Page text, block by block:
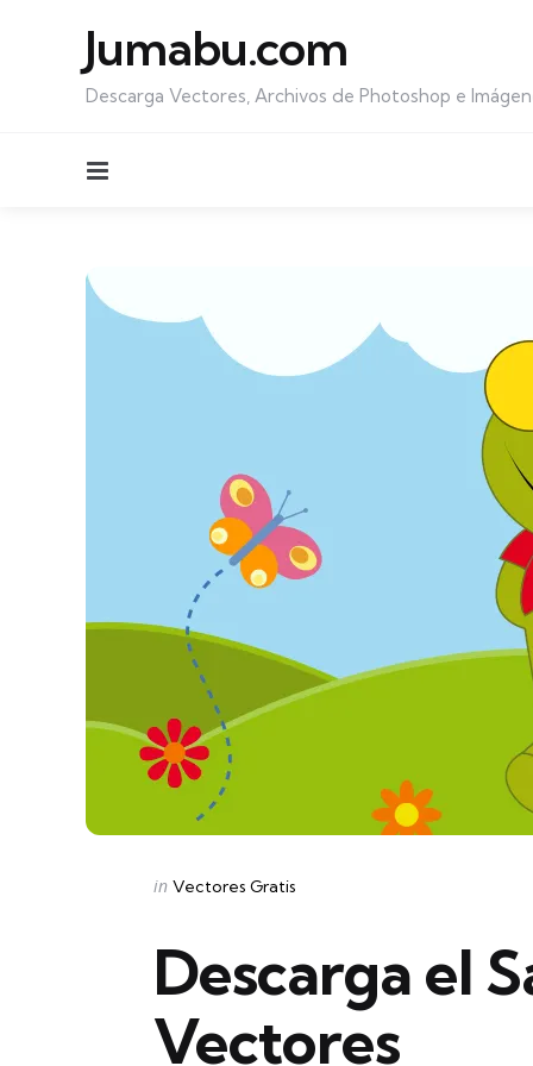
Jumabu.com
Descarga Vectores, Archivos de Photoshop e
Categories
Posted
in Vectores Gratis
Descarga el
Vectores